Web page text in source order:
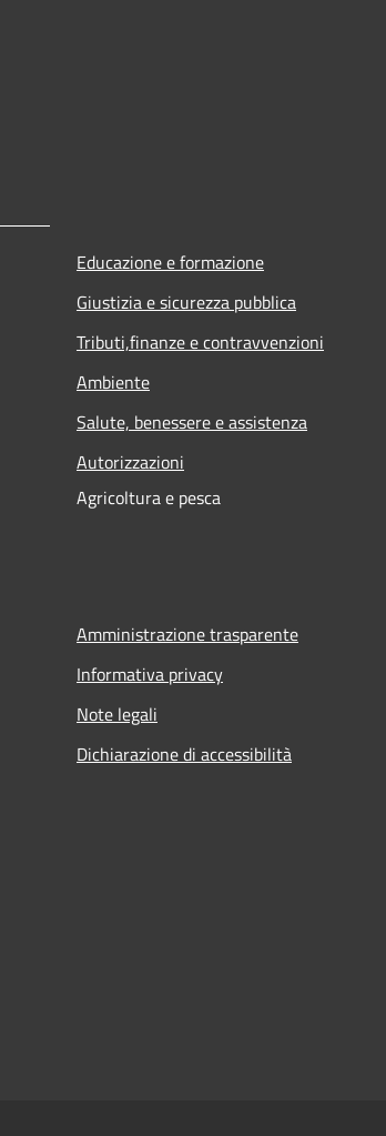
Educazione e formazione
Giustizia e sicurezza pubblica
Tributi,finanze e contravvenzioni
Ambiente
Salute, benessere e assistenza
Autorizzazioni
Agricoltura e pesca
Amministrazione trasparente
Informativa privacy
Note legali
Dichiarazione di accessibilità